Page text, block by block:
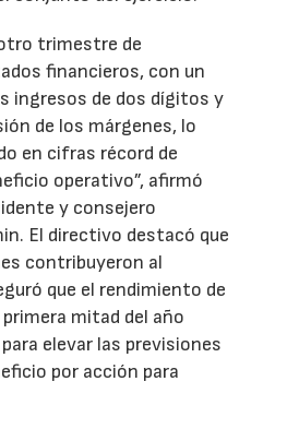
trimestre de
financieros, con un
ingresos de dos dígitos y
de los márgenes, lo
en cifras récord de
operativo”, afirmó
y consejero
El directivo destacó que
contribuyeron al
que el rendimiento de
mitad del año
elevar las previsiones
por acción para